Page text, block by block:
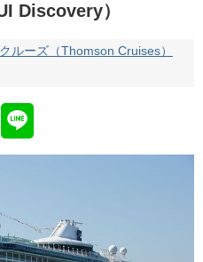
Discovery）
ルーズ（Thomson Cruises）